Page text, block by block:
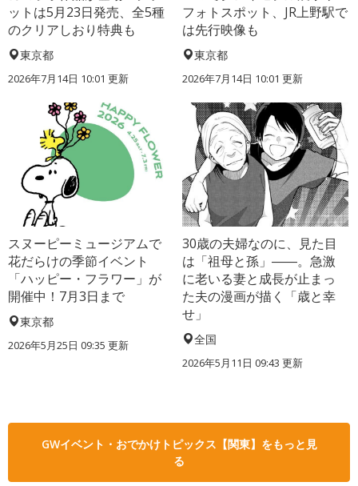
ットは5月23日発売、全5種
のクリアしおり特典も
東京都
2026年7月14日 10:01 更新
フォトスポット、JR上野駅で
は先行映像も
東京都
2026年7月14日 10:01 更新
スヌーピーミュージアムで
花だらけの季節イベント
「ハッピー・フラワー」が
開催中！7月3日まで
東京都
2026年5月25日 09:35 更新
30歳の夫婦なのに、見た目
は「祖母と孫」――。急激
に老いる妻と成長が止まっ
た夫の漫画が描く「歳と幸
せ」
全国
2026年5月11日 09:43 更新
GWイベント・おでかけトピックス【関東】をもっと見
る